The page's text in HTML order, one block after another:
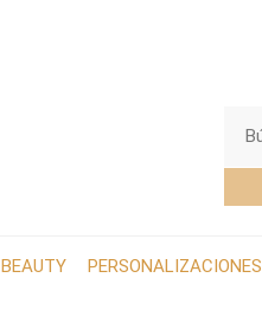
BEAUTY PERSONALIZACIONES